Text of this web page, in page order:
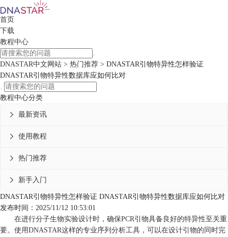
首页
下载
教程中心
DNASTAR中文网站 > 热门推荐 > DNASTAR引物特异性怎样验证
DNASTAR引物特异性数据库应如何比对
教程中心分类
最新资讯

使用教程

热门推荐

新手入门

DNASTAR引物特异性怎样验证 DNASTAR引物特异性数据库应如何比对
发布时间：2025/11/12 10:53:01
在进行分子生物实验设计时，确保PCR引物具备良好的特异性至关重
要。使用DNASTAR这样的专业序列分析工具，可以在设计引物的同时完